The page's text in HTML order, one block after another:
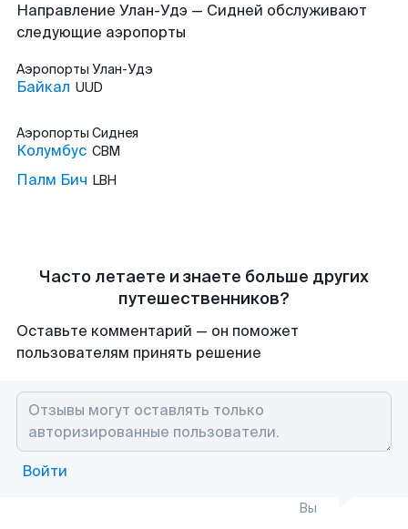
Направление Улан-Удэ — Сидней обслуживают
следующие аэропорты
Аэропорты Улан-Удэ
Байкал UUD
Аэропорты Сиднея
Колумбус CBM
Палм Бич LBH
Часто летаете и знаете больше других
путешественников?
Оставьте комментарий — он поможет
пользователям принять решение
Войти
Вы